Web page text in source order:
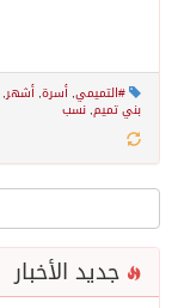
#التميمي, أسرة, أشهر,
بني تميم, نسب
جديد الأخبار